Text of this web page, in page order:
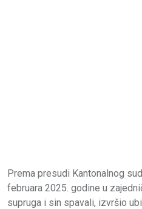
Prema presudi Kantonalnog
februara 2025. godine u
supruga i sin spavali, izvršio